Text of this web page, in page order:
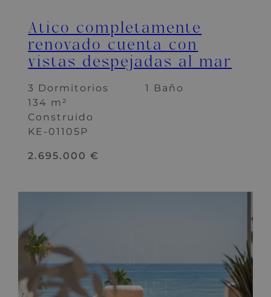
Ático completamente
renovado cuenta con
vistas despejadas al mar
3 Dormitorios
1 Baño
134 m²
Construido
2.695.000 €
KE-01105P